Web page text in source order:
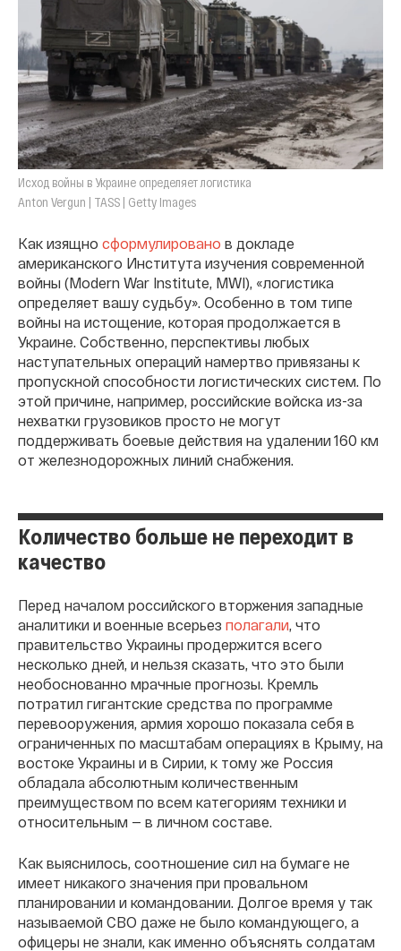
Исход войны в Украине определяет логистика
Anton Vergun | TASS | Getty Images
Как изящно сформулировано в докладе
американского Института изучения современной
войны (Modern War Institute, MWI), «логистика
определяет вашу судьбу». Особенно в том типе
войны на истощение, которая продолжается в
Украине. Собственно, перспективы любых
наступательных операций намертво привязаны к
пропускной способности логистических систем. По
этой причине, например, российские войска из-за
нехватки грузовиков просто не могут
поддерживать боевые действия на удалении 160 км
от железнодорожных линий снабжения.
Количество больше не переходит в
качество
Перед началом российского вторжения западные
аналитики и военные всерьез полагали, что
правительство Украины продержится всего
несколько дней, и нельзя сказать, что это были
необоснованно мрачные прогнозы. Кремль
потратил гигантские средства по программе
перевооружения, армия хорошо показала себя в
ограниченных по масштабам операциях в Крыму, на
востоке Украины и в Сирии, к тому же Россия
обладала абсолютным количественным
преимуществом по всем категориям техники и
относительным — в личном составе.
Как выяснилось, соотношение сил на бумаге не
имеет никакого значения при провальном
планировании и командовании. Долгое время у так
называемой СВО даже не было командующего, а
офицеры не знали, как именно объяснять солдатам